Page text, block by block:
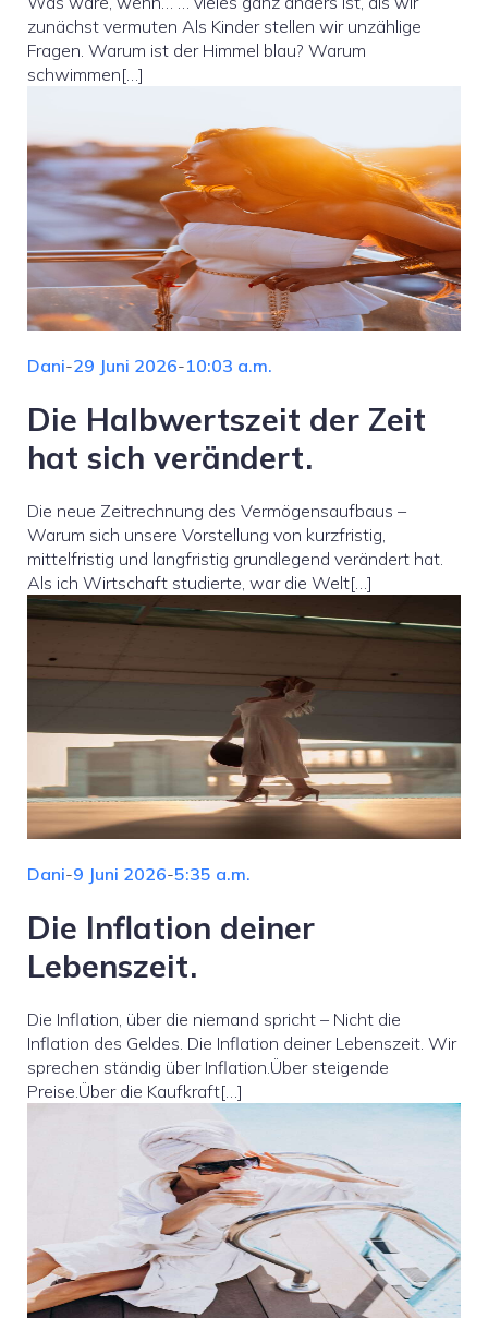
zunächst vermuten Als Kinder stellen wir unzählige
Fragen. Warum ist der Himmel blau? Warum
schwimmen[…]
Dani-29 Juni 2026-10:03 a.m.
Die Halbwertszeit der Zeit
hat sich verändert.
Die neue Zeitrechnung des Vermögensaufbaus –
Warum sich unsere Vorstellung von kurzfristig,
mittelfristig und langfristig grundlegend verändert hat.
Als ich Wirtschaft studierte, war die Welt[…]
Dani-9 Juni 2026-5:35 a.m.
Die Inflation deiner
Lebenszeit.
Die Inflation, über die niemand spricht – Nicht die
Inflation des Geldes. Die Inflation deiner Lebenszeit. Wir
sprechen ständig über Inflation.Über steigende
Preise.Über die Kaufkraft[…]